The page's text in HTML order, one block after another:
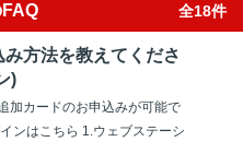
FAQ 全18件
方法を教えてくださ
)
加カードのお申込みが可能で
ンはこちら 1.ウェブステーシ